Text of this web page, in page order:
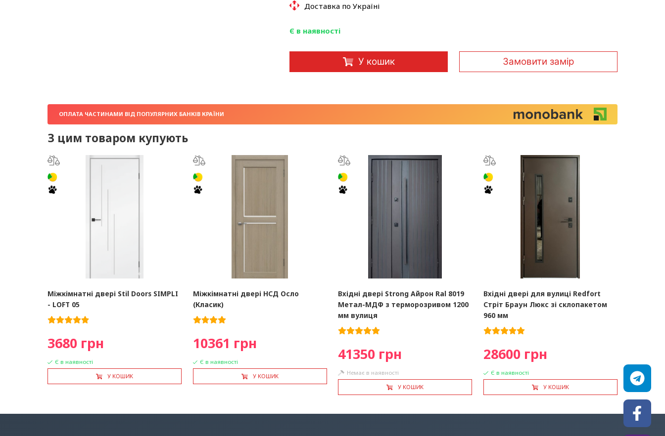
Доставка по Україні
Є в наявності
У кошик Замовити замір
ОПЛАТА ЧАСТИНАМИ ВІД ПОПУЛЯРНИХ БАНКІВ КРАЇНИ
З цим товаром купують
Міжкімнатні двері Stil Doors SIMPLI
- LOFT 05
3680 грн
Є в наявності
У КОШИК
Міжкімнатні двері НСД Осло
(Класик)
10361 грн
Є в наявності
У КОШИК
Вхідні двері Strong Айрон Ral 8019
Метал-МДФ з терморозривом 1200
мм вулиця
41350 грн
Немає в наявності
У КОШИК
Вхідні двері для вулиці Redfort
Стріт Браун Люкс зі склопакетом
960 мм
28600 грн
Є в наявності
У КОШИК